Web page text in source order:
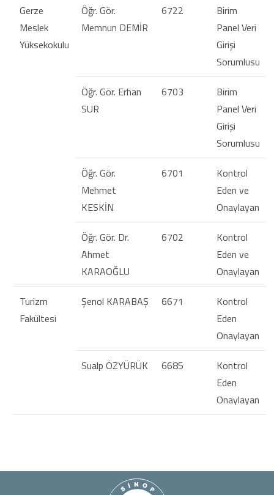
Gerze
Meslek
Yüksekokulu
Öğr. Gör.
Memnun DEMİR
6722
Birim
Panel Veri
Girişi
Sorumlusu
Öğr. Gör. Erhan
SUR
6703
Birim
Panel Veri
Girişi
Sorumlusu
Öğr. Gör.
Mehmet
KESKİN
6701
Kontrol
Eden ve
Onaylayan
Öğr. Gör. Dr.
Ahmet
KARAOĞLU
6702
Kontrol
Eden ve
Onaylayan
Turizm
Fakültesi
Şenol KARABAŞ 6671
Kontrol
Eden
Onaylayan
Sualp ÖZYÜRÜK 6685
Kontrol
Eden
Onaylayan